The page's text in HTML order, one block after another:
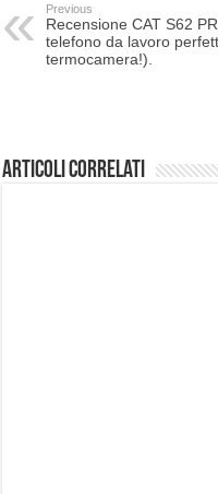
Previous
Recensione CAT S62
telefono da lavoro
termocamera!).
Articoli correlati